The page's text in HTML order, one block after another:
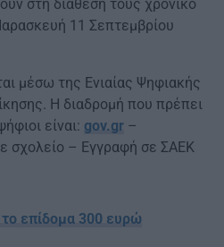
στη διάθεσή τους χρονικό
11 Σεπτεμβρίου
μέσω της Ενιαίας Ψηφιακής
Η διαδρομή που πρέπει
είναι: gov.gr –
σχολείο – Εγγραφή σε ΣΑΕΚ
το επίδομα 300 ευρώ